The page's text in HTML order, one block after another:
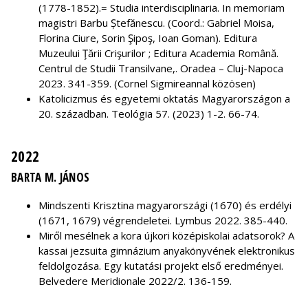
(1778-1852).= Studia interdisciplinaria. In memoriam
magistri Barbu Ștefănescu. (Coord.: Gabriel Moisa,
Florina Ciure, Sorin Şipoş, Ioan Goman). Editura
Muzeului Ţării Crişurilor ; Editura Academia Română.
Centrul de Studii Transilvane,. Oradea – Cluj-Napoca
2023. 341-359. (Cornel Sigmireannal közösen)
Katolicizmus és egyetemi oktatás Magyarországon a
20. században. Teológia 57. (2023) 1-2. 66-74.
2022
BARTA M. JÁNOS
Mindszenti Krisztina magyarországi (1670) és erdélyi
(1671, 1679) végrendeletei. Lymbus 2022. 385-440.
Miről mesélnek a kora újkori középiskolai adatsorok? A
kassai jezsuita gimnázium anyakönyvének elektronikus
feldolgozása. Egy kutatási projekt első eredményei.
Belvedere Meridionale 2022/2. 136-159.